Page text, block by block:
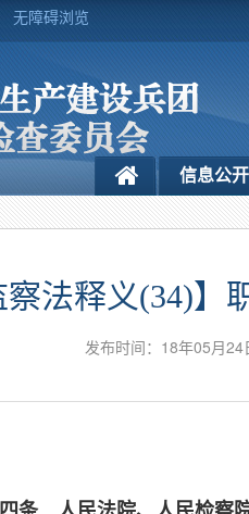
无障碍浏览
信息公开
察法释义(34)
发布时间：18年05月24